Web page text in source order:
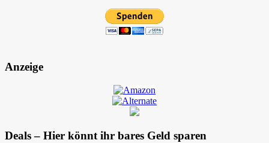
Anzeige
Deals – Hier könnt ihr bares Geld sparen